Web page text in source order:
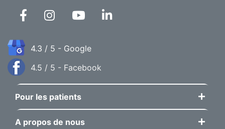
4.3 / 5 - Google
4.5 / 5 - Facebook
Pour les patients
A propos de nous